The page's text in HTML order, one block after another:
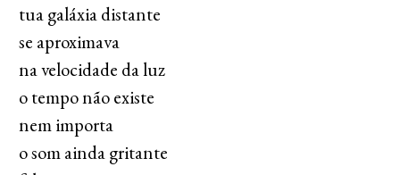
tua galáxia distante
se aproximava
na velocidade da luz
o tempo não existe
nem importa
o som ainda gritante